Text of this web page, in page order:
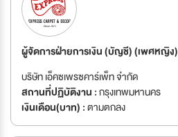
ผู้จัดการฝ่ายการเงิน (บัญชี) (เพศหญิง)
บริษัท เอ็คซเพรซคาร์เพ็ท จำกัด
สถานที่ปฏิบัติงาน :กรุงเทพมหานคร
เงินเดือน(บาท) :ตามตกลง